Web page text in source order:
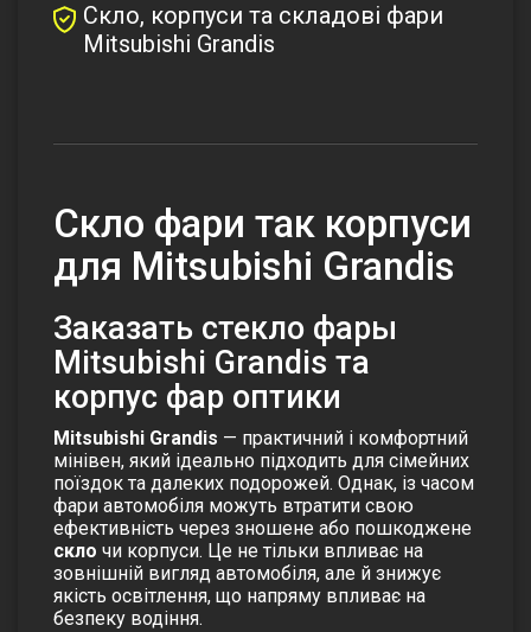
Скло, корпуси та складові фари
Mitsubishi Grandis
Скло фари так корпуси
для Mitsubishi Grandis
Заказать cтекло фары
Mitsubishi Grandis та
корпус фар оптики
Mitsubishi Grandis — практичний і комфортний
мінівен, який ідеально підходить для сімейних
поїздок та далеких подорожей. Однак, із часом
фари автомобіля можуть втратити свою
ефективність через зношене або пошкоджене
скло чи корпуси. Це не тільки впливає на
зовнішній вигляд автомобіля, але й знижує
якість освітлення, що напряму впливає на
безпеку водіння.